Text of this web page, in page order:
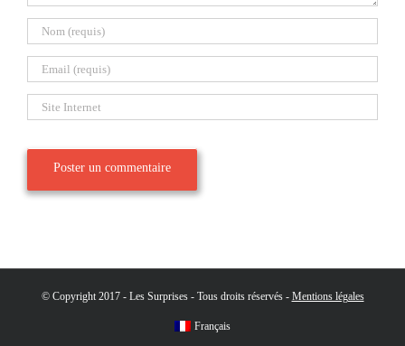
© Copyright 2017 - Les Surprises - Tous droits réservés - Mentions légales
Français